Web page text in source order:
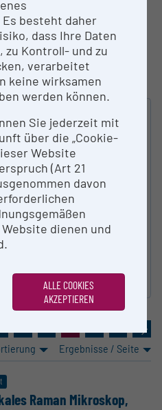
SUCHEN
Ergebnisse / Seite
Raman Mikroskop,
besteht daher
dass Ihre Daten
zu Kontroll- und zu
verarbeitet
keine wirksamen
werden können.
Sie jederzeit mit
über die „Cookie-
Website
(Art 21
davon
dienen und
ALLE COOKIES
AKZEPTIEREN